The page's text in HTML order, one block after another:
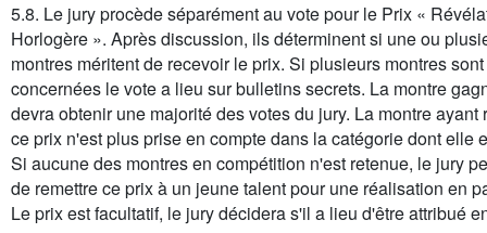
5.8. Le jury procède séparément au vote pour le Prix «
Horlogère ». Après discussion, ils déterminent si une ou
montres méritent de recevoir le prix. Si plusieurs montres sont
concernées le vote a lieu sur bulletins secrets. La montre
devra obtenir une majorité des votes du jury. La montre ayant
ce prix n'est plus prise en compte dans la catégorie dont elle
Si aucune des montres en compétition n'est retenue, le jury
de remettre ce prix à un jeune talent pour une réalisation en
Le prix est facultatif, le jury décidera s'il a lieu d'être attribué